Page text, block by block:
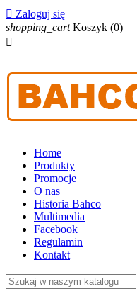
 Zaloguj się
shopping_cart Koszyk (0)

Home
Produkty
Promocje
O nas
Historia Bahco
Multimedia
Facebook
Regulamin
Kontakt